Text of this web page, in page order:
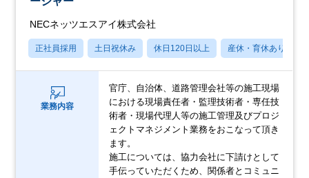
NECネッツエスアイ株式会社
正社員採用 土日祝休み 休日120日以上 産休・育休あり
業務内容
官庁、自治体、道路管理会社等の施工現場
における現場責任者・監理技術者・専任技
術者・現場代理人等の施工管理及びプロジ
ェクトマネジメント業務をおこなって頂き
ます。
施工については、協力会社に下請けとして
手伝っていただくため、関係者とコミュニ